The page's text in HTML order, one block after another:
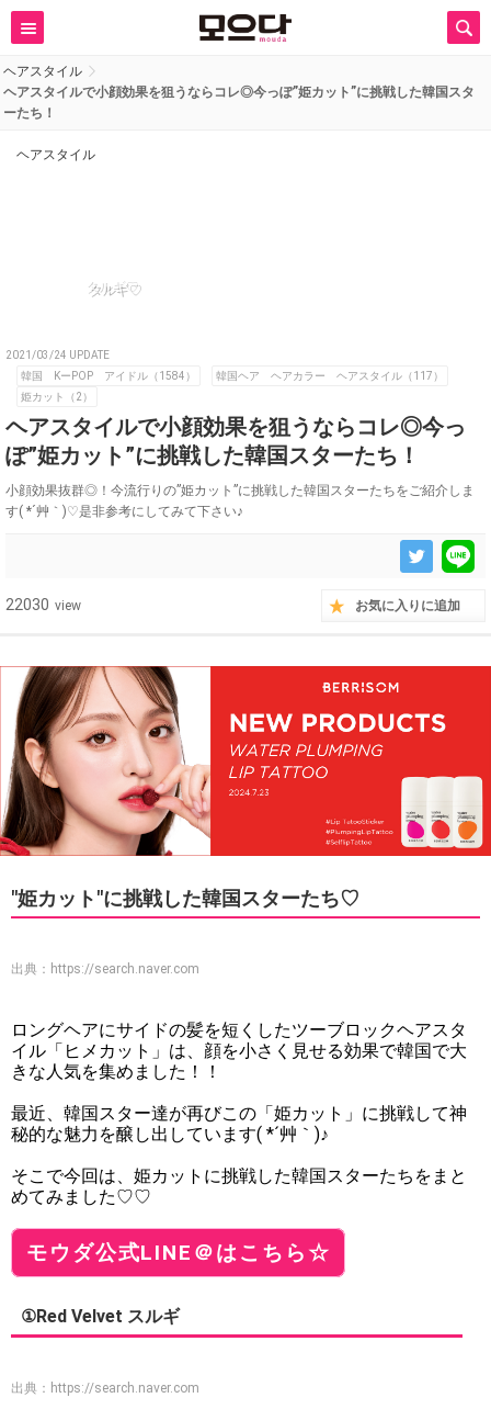
ヘアスタイル
ヘアスタイルで小顔効果を狙うならコレ◎今っぽ”姫カット”に挑戦した韓国スタ
ーたち！
ヘアスタイル
タルギ♡
2021/03/24 UPDATE
韓国 KーPOP アイドル（1584）
韓国ヘア ヘアカラー ヘアスタイル（117）
姫カット（2）
ヘアスタイルで小顔効果を狙うならコレ◎今っ
ぽ”姫カット”に挑戦した韓国スターたち！
小顔効果抜群◎！今流行りの”姫カット”に挑戦した韓国スターたちをご紹介しま
す( *´艸｀)♡是非参考にしてみて下さい♪
22030 view お気に入りに追加
"姫カット"に挑戦した韓国スターたち♡
出典： https://search.naver.com
ロングヘアにサイドの髪を短くしたツーブロックヘアスタ
イル「ヒメカット」は、顔を小さく見せる効果で韓国で大
きな人気を集めました！！
最近、韓国スター達が再びこの「姫カット」に挑戦して神
秘的な魅力を醸し出しています( *´艸｀)♪
そこで今回は、姫カットに挑戦した韓国スターたちをまと
めてみました♡♡
モウダ公式LINE＠はこちら☆
①Red Velvet スルギ
出典： https://search.naver.com